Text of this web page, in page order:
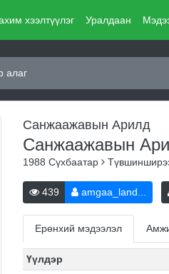
хээлтүүлэг Уралдаан
алаг
Санжаажавын Арилд
Санжаажавын
1988 Сүхбаатар
439 amgaa_land...
Ерөнхий мэдээлэл
Үүлдэр